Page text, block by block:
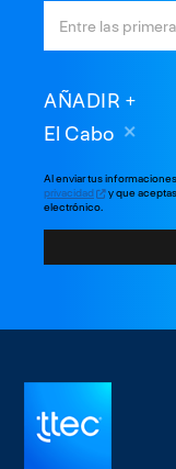
AÑADIR
El Cabo
Al enviar tus
privacidad
y que
electrónico.